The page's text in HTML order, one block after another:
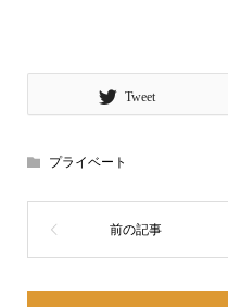
Tweet
プライベート